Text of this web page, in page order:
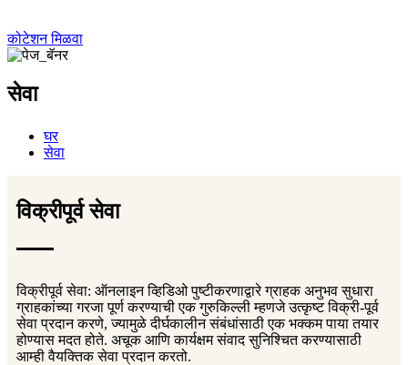
कोटेशन मिळवा
सेवा
घर
सेवा
विक्रीपूर्व सेवा
विक्रीपूर्व सेवा: ऑनलाइन व्हिडिओ पुष्टीकरणाद्वारे ग्राहक अनुभव सुधारा
ग्राहकांच्या गरजा पूर्ण करण्याची एक गुरुकिल्ली म्हणजे उत्कृष्ट विक्री-पूर्व
सेवा प्रदान करणे, ज्यामुळे दीर्घकालीन संबंधांसाठी एक भक्कम पाया तयार
होण्यास मदत होते. अचूक आणि कार्यक्षम संवाद सुनिश्चित करण्यासाठी
आम्ही वैयक्तिक सेवा प्रदान करतो.